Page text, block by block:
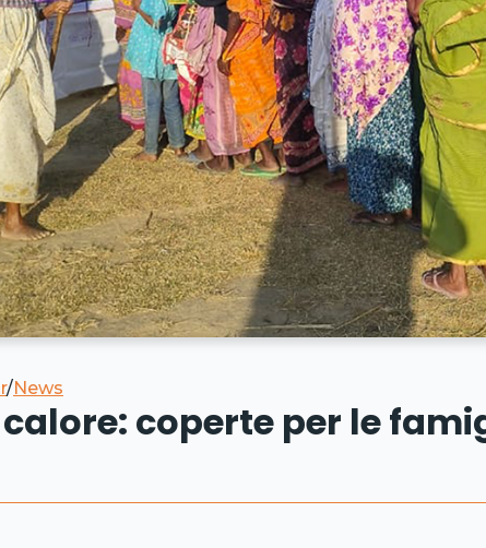
/News
coperte per le